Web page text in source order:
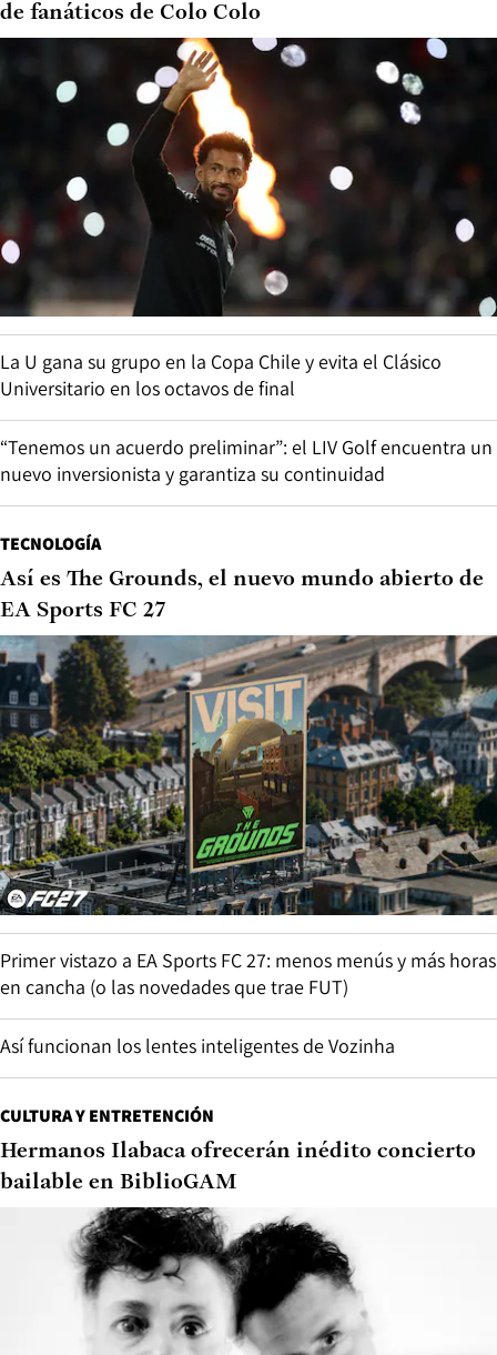
de fanáticos de Colo Colo
La U gana su grupo en la Copa Chile y evita el Clásico
Universitario en los octavos de final
“Tenemos un acuerdo preliminar”: el LIV Golf encuentra un
nuevo inversionista y garantiza su continuidad
TECNOLOGÍA
Así es The Grounds, el nuevo mundo abierto de
EA Sports FC 27
Primer vistazo a EA Sports FC 27: menos menús y más horas
en cancha (o las novedades que trae FUT)
Así funcionan los lentes inteligentes de Vozinha
CULTURA Y ENTRETENCIÓN
Hermanos Ilabaca ofrecerán inédito concierto
bailable en BiblioGAM